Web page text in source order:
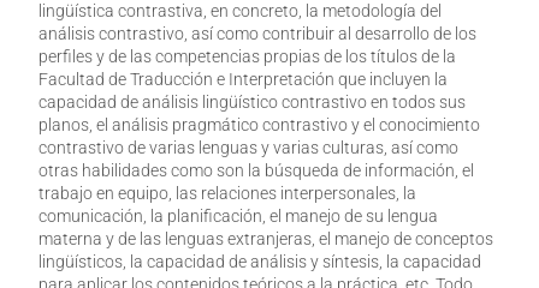
lingüística contrastiva, en concreto, la metodología del
análisis contrastivo, así como contribuir al desarrollo de los
perfiles y de las competencias propias de los títulos de la
Facultad de Traducción e Interpretación que incluyen la
capacidad de análisis lingüístico contrastivo en todos sus
planos, el análisis pragmático contrastivo y el conocimiento
contrastivo de varias lenguas y varias culturas, así como
otras habilidades como son la búsqueda de información, el
trabajo en equipo, las relaciones interpersonales, la
comunicación, la planificación, el manejo de su lengua
materna y de las lenguas extranjeras, el manejo de conceptos
lingüísticos, la capacidad de análisis y síntesis, la capacidad